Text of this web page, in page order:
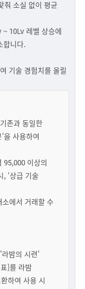
춰 소실 없이 평균
~ 10Lv 레벨 상승에
합니다.
기술 경험치를 올릴
존과 동일한
을 사용하여
95,000 이상의
‘상급 기술
에서 거래할 수
밤의 시련'
]를 라밤
하여 사용 시